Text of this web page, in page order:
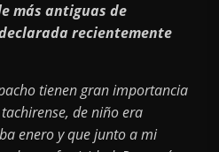
más antiguas de
recientemente
tienen gran importancia
de niño era
enero y que junto a mi